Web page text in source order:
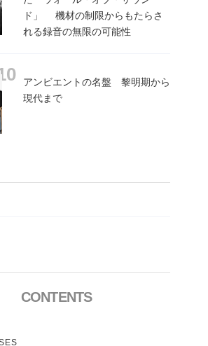
ド」 機材の制限からもたらさ
れる録音の無限の可能性
アンビエントの名盤 黎明期から
現代まで
CONTENTS